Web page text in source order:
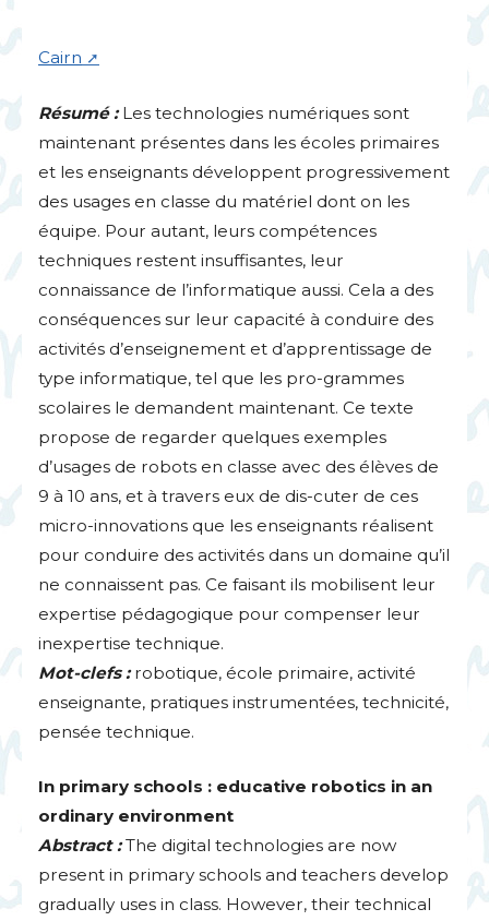
Cairn
Résumé : Les technologies numériques sont
maintenant présentes dans les écoles primaires
et les enseignants développent progressivement
des usages en classe du matériel dont on les
équipe. Pour autant, leurs compétences
techniques restent insuffisantes, leur
connaissance de l’informatique aussi. Cela a des
conséquences sur leur capacité à conduire des
activités d’enseignement et d’apprentissage de
type informatique, tel que les pro-grammes
scolaires le demandent maintenant. Ce texte
propose de regarder quelques exemples
d’usages de robots en classe avec des élèves de
9 à 10 ans, et à travers eux de dis-cuter de ces
micro-innovations que les enseignants réalisent
pour conduire des activités dans un domaine qu’il
ne connaissent pas. Ce faisant ils mobilisent leur
expertise pédagogique pour compenser leur
inexpertise technique.
Mot-clefs : robotique, école primaire, activité
enseignante, pratiques instrumentées, technicité,
pensée technique.
In primary schools : educative robotics in an
ordinary environment
Abstract : The digital technologies are now
present in primary schools and teachers develop
gradually uses in class. However, their technical